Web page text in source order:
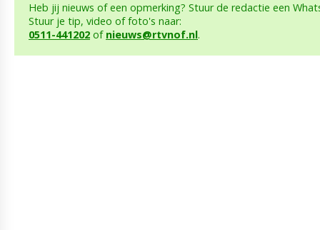
Heb jij nieuws of een opmerking? Stuur de redactie een
Stuur je tip, video of foto's naar:
0511-441202 of nieuws@rtvnof.nl.